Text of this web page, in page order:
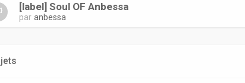
[label] Soul OF Anbessa
paranbessa